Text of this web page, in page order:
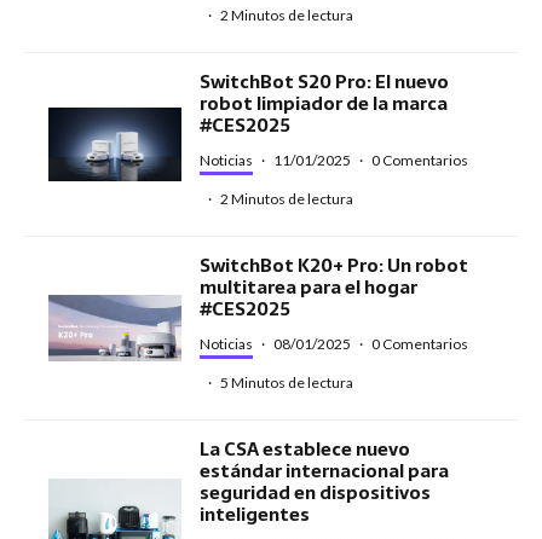
· 2 Minutos de lectura
SwitchBot S20 Pro: El nuevo
robot limpiador de la marca
#CES2025
Noticias · 11/01/2025 · 0 Comentarios
· 2 Minutos de lectura
SwitchBot K20+ Pro: Un robot
multitarea para el hogar
#CES2025
Noticias · 08/01/2025 · 0 Comentarios
· 5 Minutos de lectura
La CSA establece nuevo
estándar internacional para
seguridad en dispositivos
inteligentes